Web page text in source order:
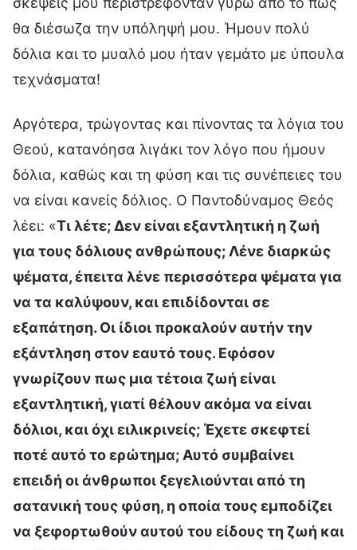
θα διέσωζα την υπόληψή μου. Ήμουν πολύ
δόλια και το μυαλό μου ήταν γεμάτο με ύπουλα
τεχνάσματα!
Αργότερα, τρώγοντας και πίνοντας τα λόγια του
Θεού, κατανόησα λιγάκι τον λόγο που ήμουν
δόλια, καθώς και τη φύση και τις συνέπειες του
να είναι κανείς δόλιος. Ο Παντοδύναμος Θεός
λέει: «Τι λέτε; Δεν είναι εξαντλητική η ζωή
για τους δόλιους ανθρώπους; Λένε διαρκώς
ψέματα, έπειτα λένε περισσότερα ψέματα για
να τα καλύψουν, και επιδίδονται σε
εξαπάτηση. Οι ίδιοι προκαλούν αυτήν την
εξάντληση στον εαυτό τους. Εφόσον
γνωρίζουν πως μια τέτοια ζωή είναι
εξαντλητική, γιατί θέλουν ακόμα να είναι
δόλιοι, και όχι ειλικρινείς; Έχετε σκεφτεί
ποτέ αυτό το ερώτημα; Αυτό συμβαίνει
επειδή οι άνθρωποι ξεγελιούνται από τη
σατανική τους φύση, η οποία τους εμποδίζει
να ξεφορτωθούν αυτού του είδους τη ζωή και